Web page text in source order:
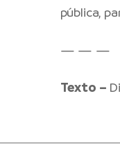
pública,
— — —
Texto –